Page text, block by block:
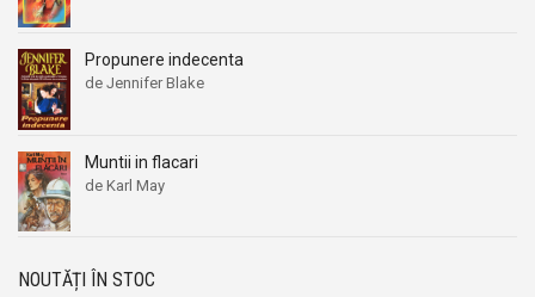
Propunere indecenta
de Jennifer Blake
Muntii in flacari
de Karl May
NOUTĂȚI ÎN STOC